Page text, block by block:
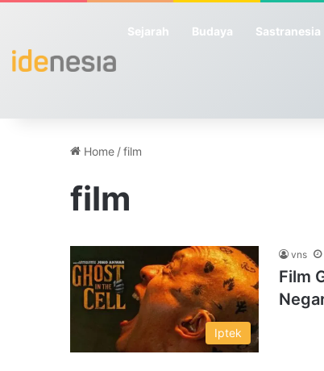
Sejarah Budaya Sastranesia
Home /film
film
Iptek
vns
Film